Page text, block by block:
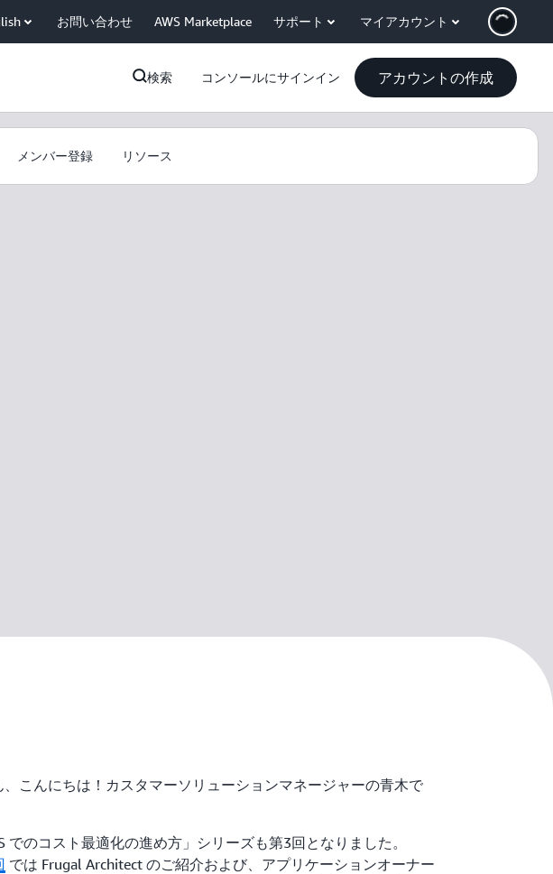
お問い合わせ AWS Marketplace サポート マイアカウント
検索 コンソールにサインイン アカウントの作成
メンバー登録 リソース
、こんにちは！カスタマーソリューションマネージャーの青木で
でのコスト最適化の進め方」シリーズも第3回となりました。
では Frugal Architect のご紹介および、アプリケーションオーナー